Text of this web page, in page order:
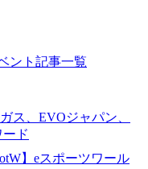
ント記事一覧
ス、EVOジャパン、
ド
】eスポーツワール